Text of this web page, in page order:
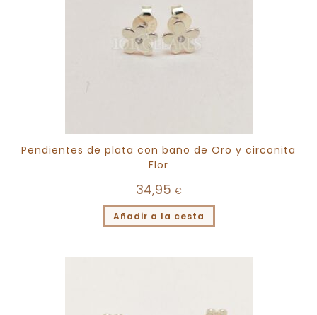
Pendientes de plata con baño de Oro y circonita
Flor
34,95 €
Añadir a la cesta